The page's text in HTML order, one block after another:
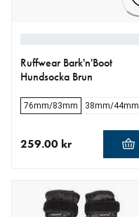
Ruffwear Bark'n'Boot
Hundsocka Brun
76mm/83mm 38mm/44mm
259.00 kr